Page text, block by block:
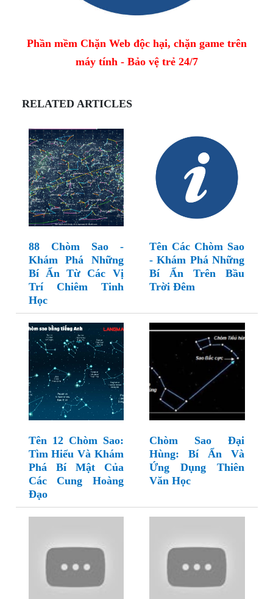
Phần mềm Chặn Web độc hại, chặn game trên
máy tính - Bảo vệ trẻ 24/7
RELATED ARTICLES
88 Chòm Sao -
Khám Phá Những
Bí Ẩn Từ Các Vị
Trí Chiêm Tinh
Học
Tên Các Chòm Sao
- Khám Phá Những
Bí Ẩn Trên Bầu
Trời Đêm
Tên 12 Chòm Sao:
Tìm Hiểu Và Khám
Phá Bí Mật Của
Các Cung Hoàng
Đạo
Chòm Sao Đại
Hùng: Bí Ẩn Và
Ứng Dụng Thiên
Văn Học